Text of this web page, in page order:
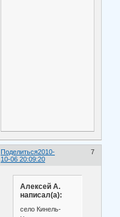
Поделиться 7
2010-
10-06 20:09:20
Алексей А.
написал(а):
село Кинель-